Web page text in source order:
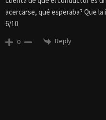
acercarse, qué esperaba? Que
6/10
0 Reply